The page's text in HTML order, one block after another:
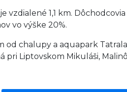
1,1 km.
vo výške 20%.
od chalupy a aquapark
pri Liptovskom Mikuláši,